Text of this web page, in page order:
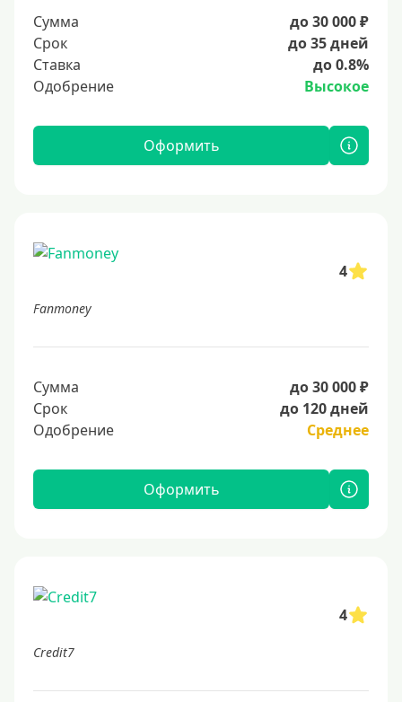
Сумма
до 30 000 ₽
Срок
до 35 дней
Ставка
до 0.8%
Одобрение
Высокое
Оформить
4
Fanmoney
Сумма
до 30 000 ₽
Срок
до 120 дней
Одобрение
Среднее
Оформить
4
Credit7